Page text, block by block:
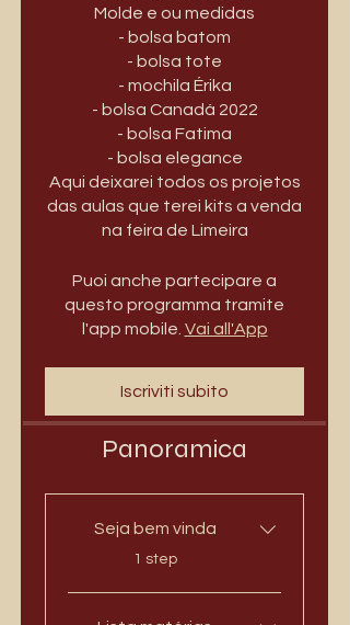
Molde e ou medidas
- bolsa batom
- bolsa tote
- mochila Érika
- bolsa Canadá 2022
- bolsa Fatima
- bolsa elegance
Aqui deixarei todos os projetos
das aulas que terei kits a venda
na feira de Limeira
Puoi anche partecipare a
questo programma tramite
l'app mobile. Vai all'App
Iscriviti subito
Panoramica
Seja bem vinda
.
1 step